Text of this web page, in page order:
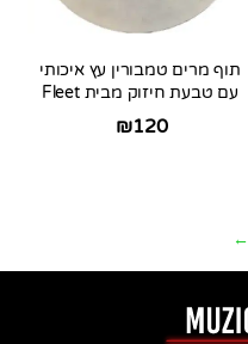
תוף מרים טמבורין עץ איכותי
עם טבעת חיזוק מבית Fleet
₪120
←